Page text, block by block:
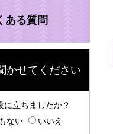
ある質問
かせてください
に立ちましたか？
ない いいえ